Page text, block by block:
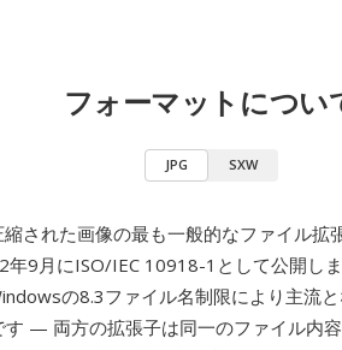
フォーマットについ
JPG SXW
縮された画像の最も一般的なファイル拡
9月にISO/IEC 10918-1として公開しま
の8.3ファイル名制限により主流
す — 両方の拡張子は同一のファイル内